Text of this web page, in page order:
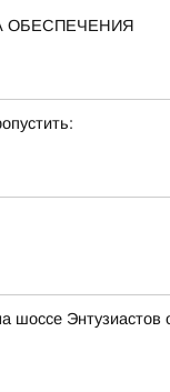
ОБЕСПЕЧЕНИЯ
шоссе